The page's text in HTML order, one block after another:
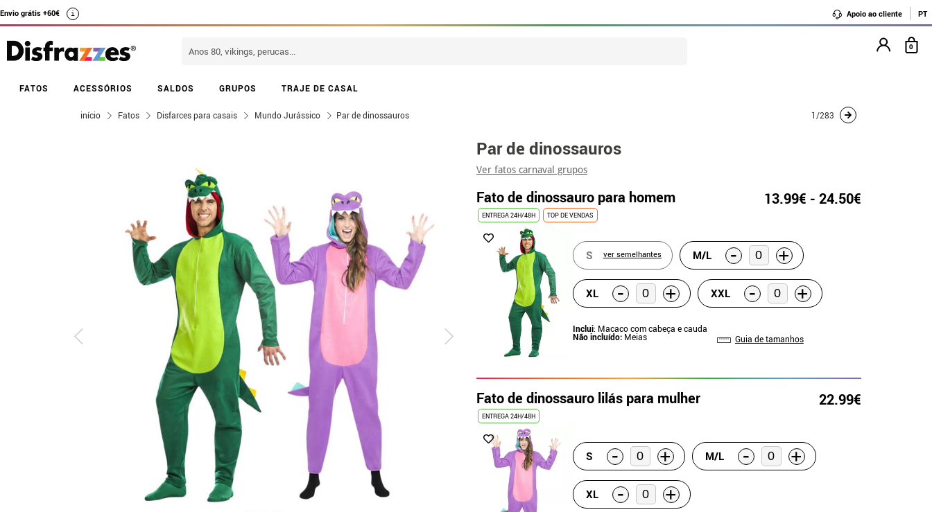
Envio grátis +60€ i Apoio ao cliente PT
FATOS ACESSÓRIOS SALDOS GRUPOS TRAJE DE CASAL
0
início Fatos Disfarces para casais Mundo Jurássico Par de dinossauros 1/283
Par de dinossauros
Ver fatos carnaval grupos
Fato de dinossauro para homem 13.99€ - 24.50€
ENTREGA 24H/48H TOP DE VENDAS
S ver semelhantes M/L - +
XL - + XXL - +
Inclui: Macaco com cabeça e cauda
Não incluído:Meias Guia de tamanhos
Fato de dinossauro lilás para mulher 22.99€
ENTREGA 24H/48H
S - + M/L - +
XL - +